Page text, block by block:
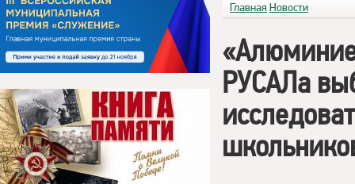
Главная Новости
РУСАЛа